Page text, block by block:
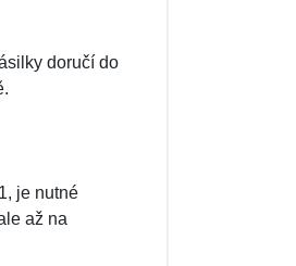
doručí do
je nutné
až na